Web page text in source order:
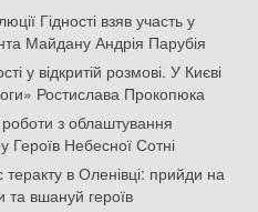
Гідності взяв участь у
Майдану Андрія Парубія
у відкритій розмові. У Києві
Ростислава Прокопюка
роботи з облаштування
Героїв Небесної Сотні
теракту в Оленівці: прийди на
та вшануй героїв